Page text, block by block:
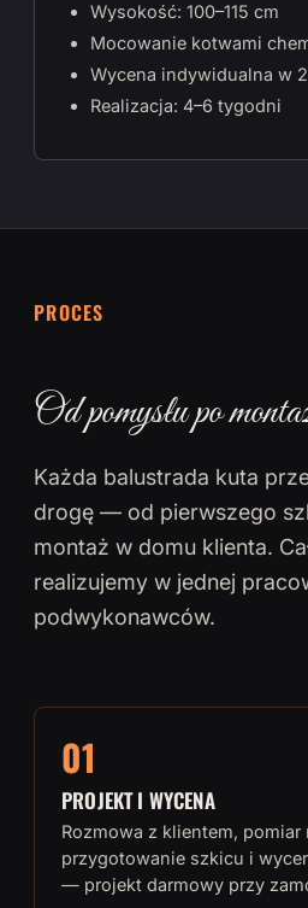
Wysokość: 100–115 cm
Mocowanie kotwami
Wycena indywidualna w
Realizacja: 4–6 tygodni
PROCES
Od pomysłu po
Każda balustrada kuta
drogę — od pierwszego
montaż w domu klienta.
realizujemy w jednej
podwykonawców.
01
PROJEKT I WYCENA
Rozmowa z klientem, pomiar
przygotowanie szkicu i
— projekt darmowy przy